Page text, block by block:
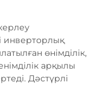
инверторлық
өнімділік,
арқылы
Дәстүрлі